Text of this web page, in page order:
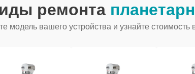
ремонта
модель вашего устройства и узнайте стоимость